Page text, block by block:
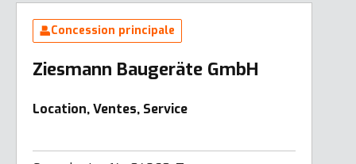
Concession principale
Ziesmann Baugeräte GmbH
Location, Ventes, Service